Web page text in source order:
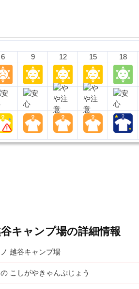
6 9 12 15 18
キャンプ場の詳細情報
越谷キャンプ場
こしがやきゃんぷじょう